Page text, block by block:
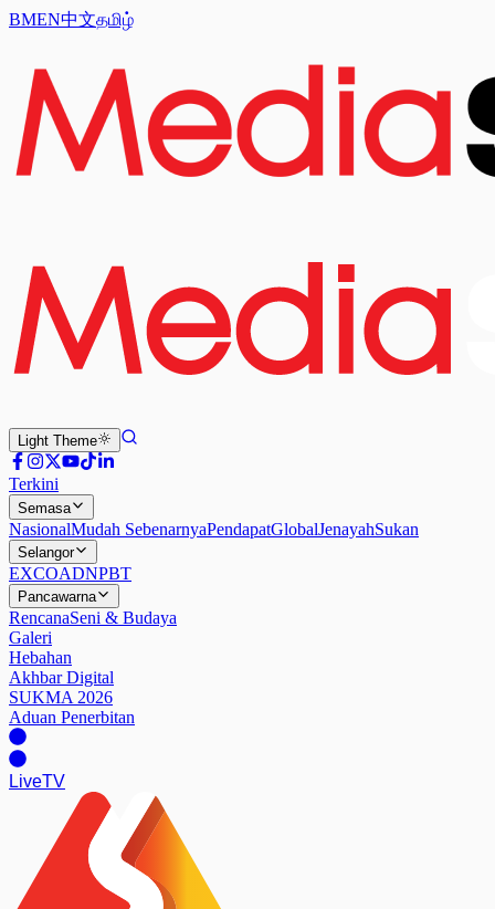
BMEN中文தமிழ்
Light Theme
Terkini
Semasa
NasionalMudah SebenarnyaPendapatGlobalJenayahSukan
Selangor
EXCOADNPBT
Pancawarna
RencanaSeni & Budaya
Galeri
Hebahan
Akhbar Digital
SUKMA 2026
Aduan Penerbitan
LiveTV